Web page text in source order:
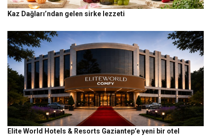
Kaz Dağları’ndan gelen sirke lezzeti
Elite World Hotels & Resorts Gaziantep’e yeni bir otel